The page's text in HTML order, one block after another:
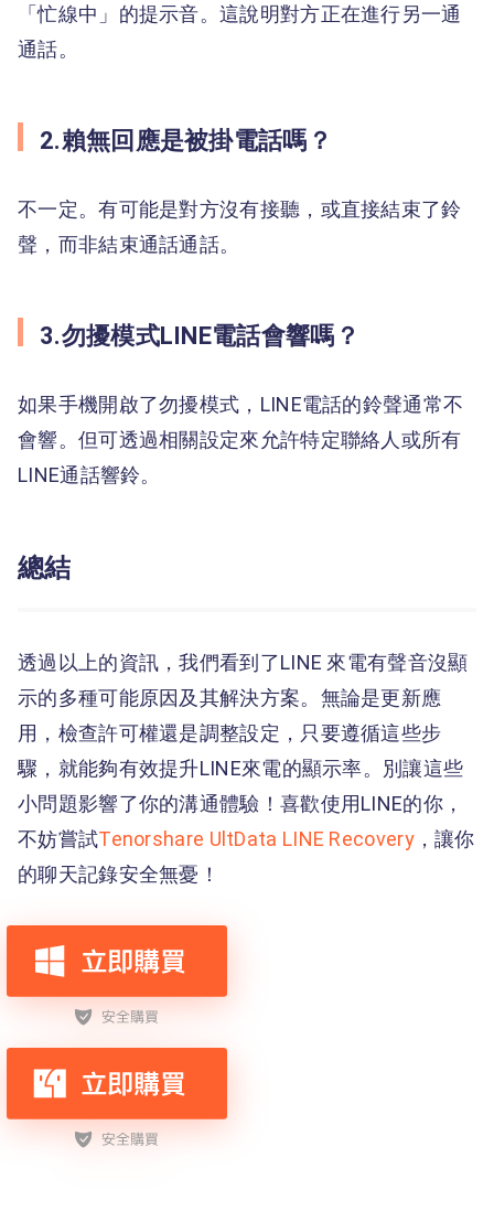
「忙線中」的提示音。這說明對方正在進行另一通
通話。
2.賴無回應是被掛電話嗎？
不一定。有可能是對方沒有接聽，或直接結束了鈴
聲，而非結束通話通話。
3.勿擾模式LINE電話會響嗎？
如果手機開啟了勿擾模式，LINE電話的鈴聲通常不
會響。但可透過相關設定來允許特定聯絡人或所有
LINE通話響鈴。
總結
透過以上的資訊，我們看到了LINE 來電有聲音沒顯
示的多種可能原因及其解決方案。無論是更新應
用，檢查許可權還是調整設定，只要遵循這些步
驟，就能夠有效提升LINE來電的顯示率。別讓這些
小問題影響了你的溝通體驗！喜歡使用LINE的你，
不妨嘗試Tenorshare UltData LINE Recovery，讓你
的聊天記錄安全無憂！